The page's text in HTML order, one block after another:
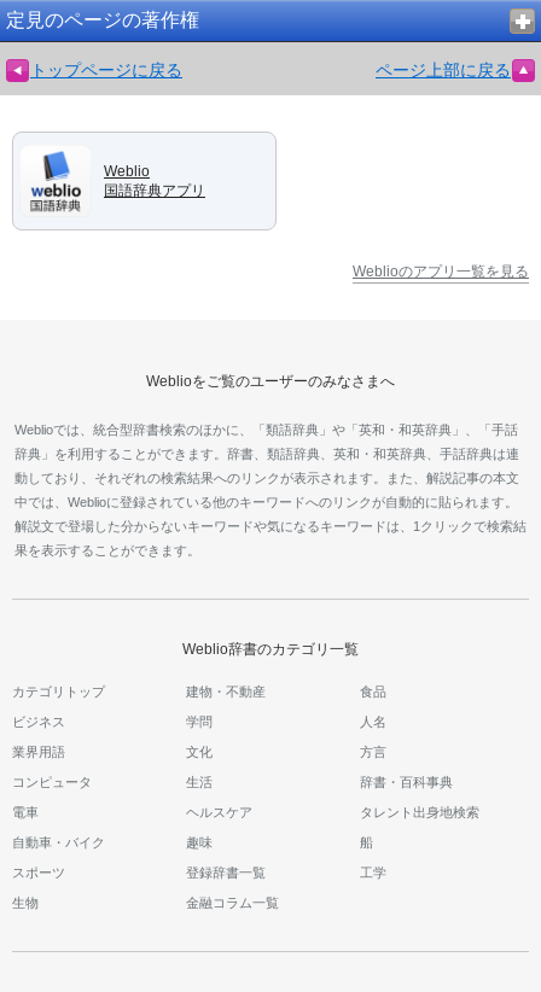
定見のページの著作権
トップページに戻る ページ上部に戻る
Weblio
国語辞典アプリ
Weblioのアプリ一覧を見る
Weblioをご覧のユーザーのみなさまへ
Weblioでは、統合型辞書検索のほかに、「類語辞典」や「英和・和英辞典」、「手話
辞典」を利用することができます。辞書、類語辞典、英和・和英辞典、手話辞典は連
動しており、それぞれの検索結果へのリンクが表示されます。また、解説記事の本文
中では、Weblioに登録されている他のキーワードへのリンクが自動的に貼られます。
解説文で登場した分からないキーワードや気になるキーワードは、1クリックで検索結
果を表示することができます。
Weblio辞書のカテゴリ一覧
カテゴリトップ 建物・不動産 食品
ビジネス 学問 人名
業界用語 文化 方言
コンピュータ 生活 辞書・百科事典
電車 ヘルスケア タレント出身地検索
自動車・バイク 趣味 船
スポーツ 登録辞書一覧 工学
生物 金融コラム一覧